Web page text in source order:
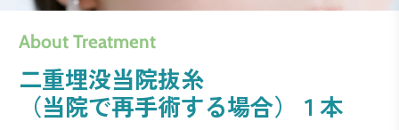
About Treatment
二重埋没当院抜糸
（当院で再手術する場合）１本